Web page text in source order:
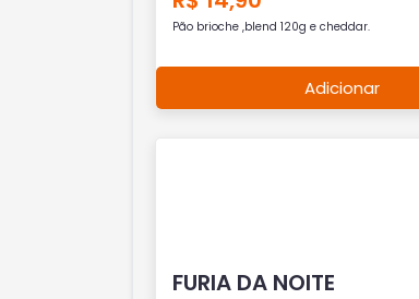
Pão brioche ,blend 120g e cheddar.
Adicionar
FURIA DA NOITE